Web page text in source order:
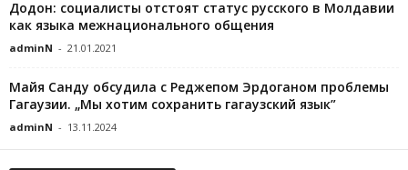
Додон: социалисты отстоят статус русского в Молдавии
как языка межнационального общения
adminN - 21.01.2021
Майя Санду обсудила с Реджепом Эрдоганом проблемы
Гагаузии. „Мы хотим сохранить гагаузский язык”
adminN - 13.11.2024